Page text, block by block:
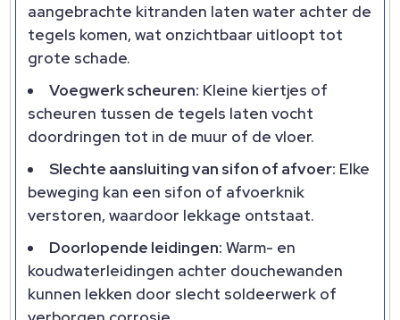
aangebrachte kitranden laten water achter de
tegels komen, wat onzichtbaar uitloopt tot
grote schade.
Voegwerk scheuren: Kleine kiertjes of
scheuren tussen de tegels laten vocht
doordringen tot in de muur of de vloer.
Slechte aansluiting van sifon of afvoer: Elke
beweging kan een sifon of afvoerknik
verstoren, waardoor lekkage ontstaat.
Doorlopende leidingen: Warm- en
koudwaterleidingen achter douchewanden
kunnen lekken door slecht soldeerwerk of